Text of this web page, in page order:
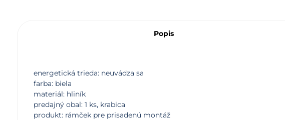
Popis
energetická trieda: neuvádza sa
farba: biela
materiál: hliník
predajný obal: 1 ks, krabica
produkt: rámček pre prisadenú montáž